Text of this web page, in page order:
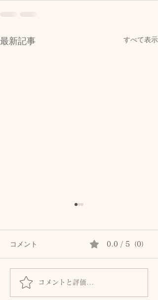
最新記事 すべて表示
叔母から届いた2年ものの
梅ジュース
コメント 0.0 / 5（0）
コメントと評価...